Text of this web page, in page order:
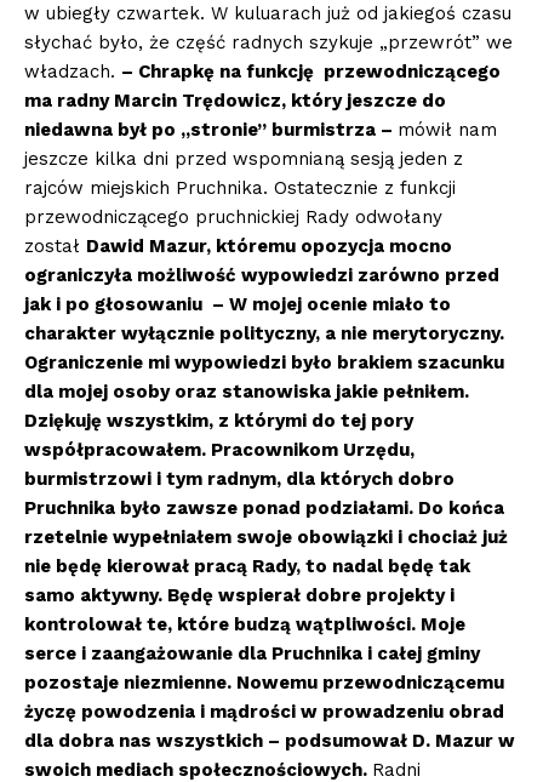
w ubiegły czwartek. W kuluarach już od jakiegoś czasu
słychać było, że część radnych szykuje „przewrót” we
władzach. – Chrapkę na funkcję przewodniczącego
ma radny Marcin Trędowicz, który jeszcze do
niedawna był po „stronie” burmistrza – mówił nam
jeszcze kilka dni przed wspomnianą sesją jeden z
rajców miejskich Pruchnika. Ostatecznie z funkcji
przewodniczącego pruchnickiej Rady odwołany
został Dawid Mazur, któremu opozycja mocno
ograniczyła możliwość wypowiedzi zarówno przed
jak i po głosowaniu – W mojej ocenie miało to
charakter wyłącznie polityczny, a nie merytoryczny.
Ograniczenie mi wypowiedzi było brakiem szacunku
dla mojej osoby oraz stanowiska jakie pełniłem.
Dziękuję wszystkim, z którymi do tej pory
współpracowałem. Pracownikom Urzędu,
burmistrzowi i tym radnym, dla których dobro
Pruchnika było zawsze ponad podziałami. Do końca
rzetelnie wypełniałem swoje obowiązki i chociaż już
nie będę kierował pracą Rady, to nadal będę tak
samo aktywny. Będę wspierał dobre projekty i
kontrolował te, które budzą wątpliwości. Moje
serce i zaangażowanie dla Pruchnika i całej gminy
pozostaje niezmienne. Nowemu przewodniczącemu
życzę powodzenia i mądrości w prowadzeniu obrad
dla dobra nas wszystkich – podsumował D. Mazur w
swoich mediach społecznościowych. Radni